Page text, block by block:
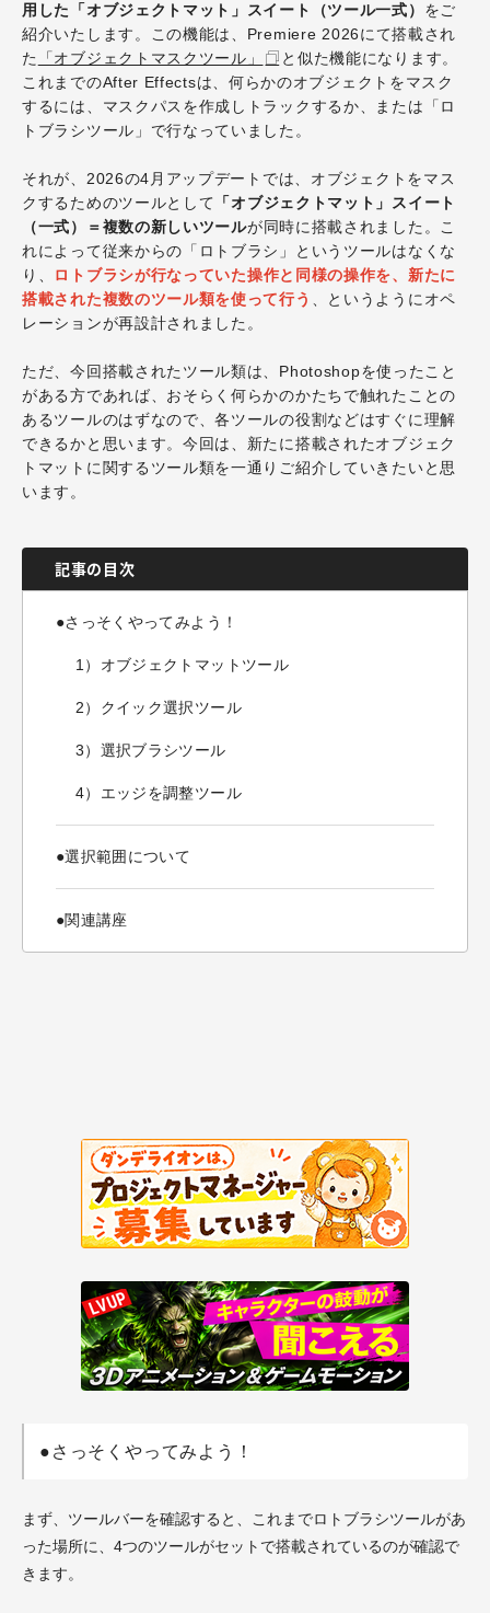
用した「オブジェクトマット」スイート（ツール一式） をご
紹介いたします。この機能は、Premiere 2026にて搭載され
た
「オブジェクトマスクツール」
と似た機能になります。
これまでのAfter Effectsは、何らかのオブジェクトをマスク
するには、マスクパスを作成しトラックするか、または「ロ
トブラシツール」で行なっていました。
それが、2026の4月アップデートでは、オブジェクトをマス
クするためのツールとして 「オブジェクトマット」スイート
（一式）＝複数の新しいツールが同時に搭載されました。こ
れによって従来からの「ロトブラシ」というツールはなくな
り、 ロトブラシが行なっていた操作と同様の操作を、新たに
搭載された複数のツール類を使って行う
、というようにオペ
レーションが再設計されました。
ただ、今回搭載されたツール類は、Photoshopを使ったこと
がある方であれば、おそらく何らかのかたちで触れたことの
あるツールのはずなので、各ツールの役割などはすぐに理解
できるかと思います。今回は、新たに搭載されたオブジェク
トマットに関するツール類を一通りご紹介していきたいと思
います。
記事の目次
●さっそくやってみよう！
1）オブジェクトマットツール
2）クイック選択ツール
3）選択ブラシツール
4）エッジを調整ツール
●選択範囲について
●関連講座
●さっそくやってみよう！
まず、ツールバーを確認すると、これまでロトブラシツールがあ
った場所に、4つのツールがセットで搭載されているのが確認で
きます。